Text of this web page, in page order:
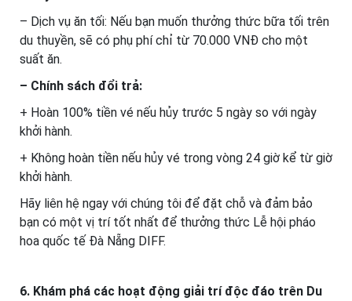
– Dịch vụ ăn tối: Nếu bạn muốn thưởng thức bữa tối trên
du thuyền, sẽ có phụ phí chỉ từ 70.000 VNĐ cho một
suất ăn.
– Chính sách đổi trả:
+ Hoàn 100% tiền vé nếu hủy trước 5 ngày so với ngày
khởi hành.
+ Không hoàn tiền nếu hủy vé trong vòng 24 giờ kể từ giờ
khởi hành.
Hãy liên hệ ngay với chúng tôi để đặt chỗ và đảm bảo
bạn có một vị trí tốt nhất để thưởng thức Lễ hội pháo
hoa quốc tế Đà Nẵng DIFF.
6. Khám phá các hoạt động giải trí độc đáo trên Du